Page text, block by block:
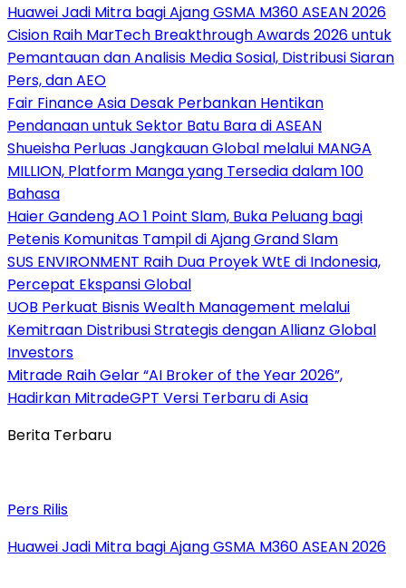
Huawei Jadi Mitra bagi Ajang GSMA M360 ASEAN 2026
Cision Raih MarTech Breakthrough Awards 2026 untuk
Pemantauan dan Analisis Media Sosial, Distribusi Siaran
Pers, dan AEO
Fair Finance Asia Desak Perbankan Hentikan
Pendanaan untuk Sektor Batu Bara di ASEAN
Shueisha Perluas Jangkauan Global melalui MANGA
MILLION, Platform Manga yang Tersedia dalam 100
Bahasa
Haier Gandeng AO 1 Point Slam, Buka Peluang bagi
Petenis Komunitas Tampil di Ajang Grand Slam
SUS ENVIRONMENT Raih Dua Proyek WtE di Indonesia,
Percepat Ekspansi Global
UOB Perkuat Bisnis Wealth Management melalui
Kemitraan Distribusi Strategis dengan Allianz Global
Investors
Mitrade Raih Gelar “AI Broker of the Year 2026”,
Hadirkan MitradeGPT Versi Terbaru di Asia
Berita Terbaru
Pers Rilis
Huawei Jadi Mitra bagi Ajang GSMA M360 ASEAN 2026